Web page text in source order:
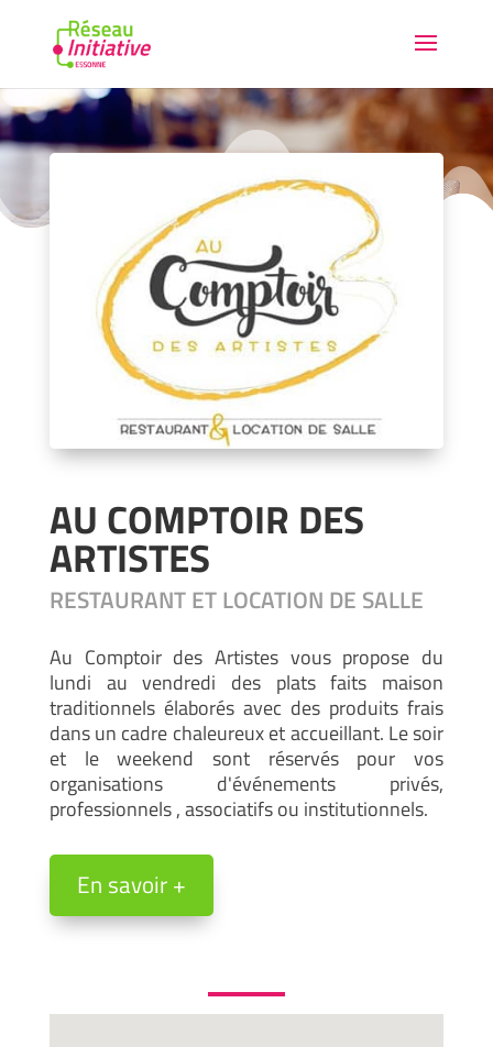
AU COMPTOIR DES
ARTISTES
RESTAURANT ET LOCATION DE SALLE
Au Comptoir des Artistes vous propose du
lundi au vendredi des plats faits maison
traditionnels élaborés avec des produits frais
dans un cadre chaleureux et accueillant. Le soir
et le weekend sont réservés pour vos
organisations d'événements privés,
professionnels , associatifs ou institutionnels.
En savoir +